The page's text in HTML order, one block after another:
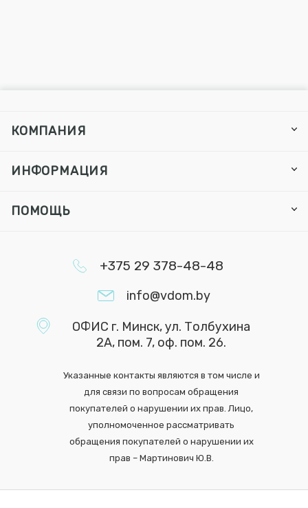
КОМПАНИЯ
ИНФОРМАЦИЯ
ПОМОЩЬ
+375 29 378-48-48
info@vdom.by
ОФИС г. Минск, ул. Толбухина
2А, пом. 7, оф. пом. 26.
Указанные контакты являются в том числе и
для связи по вопросам обращения
покупателей о нарушении их прав. Лицо,
уполномоченное рассматривать
обращения покупателей о нарушении их
прав – Мартинович Ю.В.